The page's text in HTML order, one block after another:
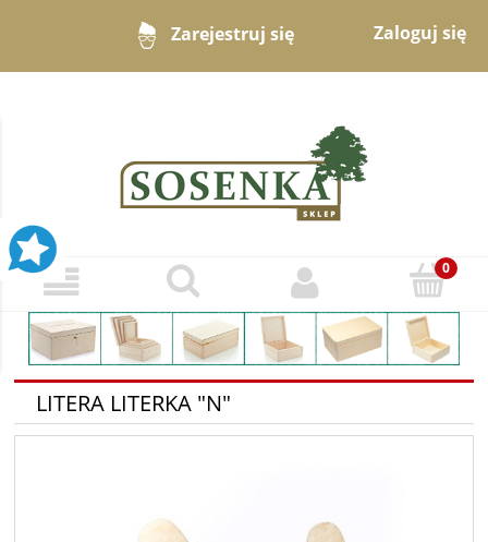
Zarejestruj się Zaloguj się
LITERA LITERKA "N"